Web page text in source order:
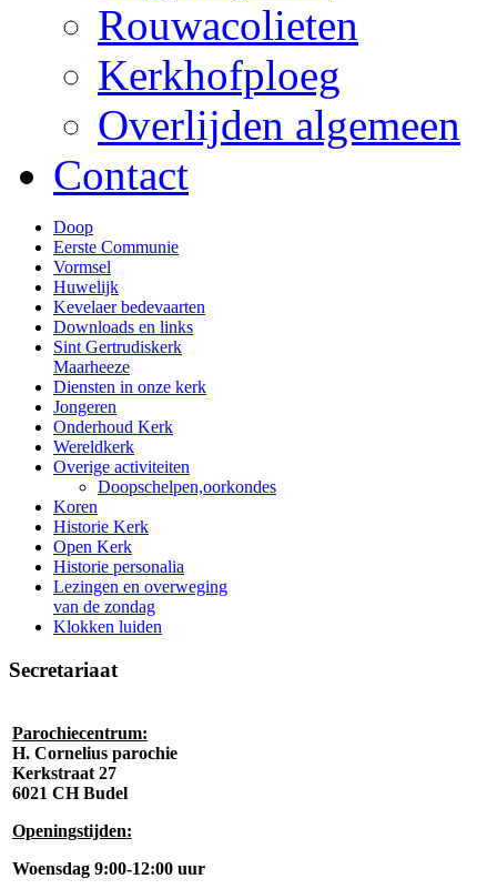
Rouwacolieten
Kerkhofploeg
Overlijden algemeen
Contact
Doop
Eerste Communie
Vormsel
Huwelijk
Kevelaer bedevaarten
Downloads en links
Sint Gertrudiskerk
Maarheeze
Diensten in onze kerk
Jongeren
Onderhoud Kerk
Wereldkerk
Overige activiteiten
Doopschelpen,oorkondes
Koren
Historie Kerk
Open Kerk
Historie personalia
Lezingen en overweging
van de zondag
Klokken luiden
Secretariaat
Parochiecentrum:
H. Cornelius parochie
Kerkstraat 27
6021 CH Budel
Openingstijden:
Woensdag 9:00-12:00 uur